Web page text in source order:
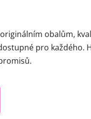
obalům,
pro každého.